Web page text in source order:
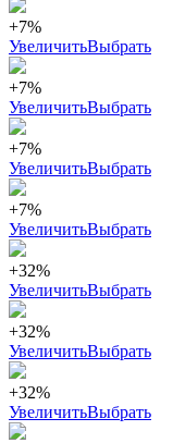
+7%
УвеличитьВыбрать
+7%
УвеличитьВыбрать
+7%
УвеличитьВыбрать
+7%
УвеличитьВыбрать
+32%
УвеличитьВыбрать
+32%
УвеличитьВыбрать
+32%
УвеличитьВыбрать